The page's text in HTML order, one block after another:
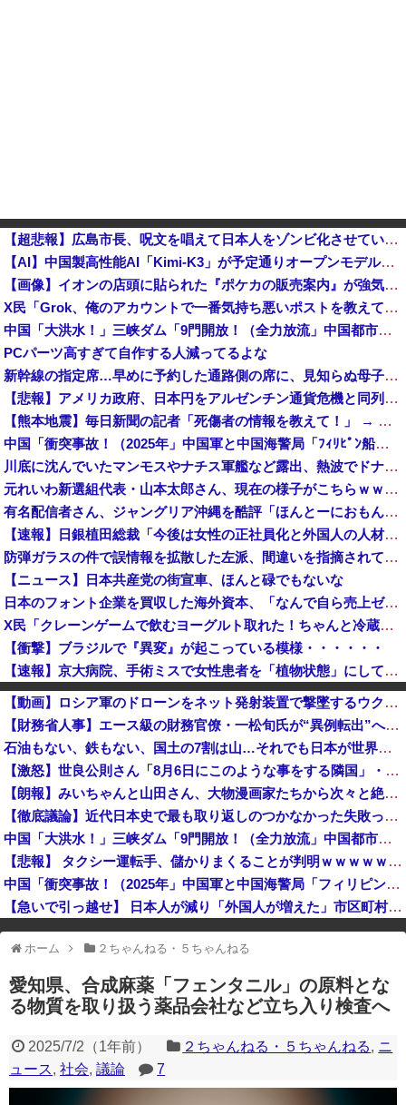
【超悲報】広島市長、呪文を唱えて日本人をゾンビ化させていると非難されてしまう
【AI】中国製高性能AI「Kimi-K3」が予定通りオープンモデル化される
【画像】イオンの店頭に貼られた『ポケカの販売案内』が強気すぎると話題にｗｗｗｗ
X民「Grok、俺のアカウントで一番気持ち悪いポストを教えて」→超火力の回答に完全敗北するｗｗｗｗｗ他
中国「大洪水！」三峡ダム「9門開放！（全力放流」中国都市「三峡沿線の道路水没」中国政府「高速道路封鎖！」中国ダム「緊急放流に合わせて開門（土砂崩...
PCパーツ高すぎて自作する人減ってるよな
新幹線の指定席…早めに予約した通路側の席に、見知らぬ母子が。車掌の呼びかけにも「目を閉じて無視」して居座られました。無理やり奪われた席は、結局“...
【悲報】アメリカ政府、日本円をアルゼンチン通貨危機と同列扱いへ・・・
【熊本地震】毎日新聞の記者「死傷者の情報を教えて！」 → 企業「個人情報は控えます！」 → 記「年代は？特定につながらないでしょ？教えてよ？教え...
中国「衝突事故！（2025年」中国軍と中国海警局「ﾌｨﾘﾋﾟﾝ船の追跡中に衝突！（8/11」中国「2人死亡」中国政府「1年間隠蔽」日本「隠蔽され...
川底に沈んでいたマンモスやナチス軍艦など露出、熱波でドナウ川が歴史的渇水！
元れいわ新選組代表・山本太郎さん、現在の様子がこちらｗｗｗｗｗ
有名配信者さん、ジャングリア沖縄を酷評「ほんとーにおもんない！カス！」→炎上→逆に配信でブチギレ反論！絶叫しながら熱弁「誰かが声を上げないといけ...
【速報】日銀植田総裁「今後は女性の正社員化と外国人の人材活用が鍵」
防弾ガラスの件で誤情報を拡散した左派、間違いを指摘されても頑として認めなかった結果……
【ニュース】日本共産党の街宣車、ほんと碌でもないな
日本のフォント企業を買収した海外資本、「なんで自ら売上ゼロにするようなことするの」とドン引きするような方針転換を……
X民「クレーンゲームで飲むヨーグルト取れた！ちゃんと冷蔵庫で冷やされてたし問題ないよねｗ」ｸﾞﾋﾞｯ→結果ｗｗｗｗｗｗｗ
【衝撃】ブラジルで『異変』が起こっている模様・・・・・・
【速報】京大病院、手術ミスで女性患者を「植物状態」にしてしまう・・・
中国外交部「日本は被害者面やめて、原爆落とされた状況を反省すべき」
【動画】ロシア軍のドローンをネット発射装置で撃墜するウクライナ。
【財務省人事】エース級の財務官僚・一松旬氏が“異例転出”へ 官邸幹部「協力的でなかったから」★2
石油もない、鉄もない、国土の7割は山…それでも日本が世界屈指の経済大国になれた「勤勉さ」以外の勝因！
【激怒】世良公則さん「8月6日にこのような事をする隣国」・・・・・・・・・
【朗報】みいちゃんと山田さん、大物漫画家たちから次々と絶賛されるｗｗｗｗ
【徹底議論】近代日本史で最も取り返しのつかなかった失敗って何？
中国「大洪水！」三峡ダム「9門開放！（全力放流」中国都市「三峡沿線の道路水没」中国政府「高速道路封鎖！」中国ダム「緊急放流に合わせて開門（土砂崩れ発生」→
【悲報】 タクシー運転手、儲かりまくることが判明ｗｗｗｗｗｗｗｗ
中国「衝突事故！（2025年」中国軍と中国海警局「フィリピン船の追跡中に衝突！（8/11」中国「2人死亡」中国政府「1年間隠蔽」日本「隠蔽された事実報道！（2026年」→
【急いで引っ越せ】 日本人が減り「外国人が増えた」市区町村ランキングキタ━━!
※アドブロック等の広告非表示プラグインやアドオンを利用している場合、
一部のコンテンツが表示されなくなったり、サイト全体のレイアウトが崩れ
たりする場合があります。
ホーム ２ちゃんねる・５ちゃんねる
愛知県、合成麻薬「フェンタニル」の原料とな
る物質を取り扱う薬品会社など立ち入り検査へ
2025/7/2 （1年前） ２ちゃんねる・５ちゃんねる, ニ
ュース, 社会, 議論 7